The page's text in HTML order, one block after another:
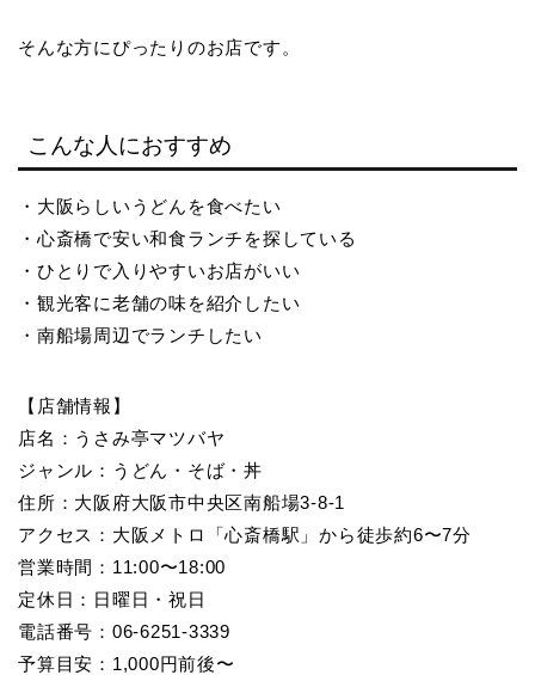
そんな方にぴったりのお店です。
こんな人におすすめ
・大阪らしいうどんを食べたい
・心斎橋で安い和食ランチを探している
・ひとりで入りやすいお店がいい
・観光客に老舗の味を紹介したい
・南船場周辺でランチしたい
【店舗情報】
店名：うさみ亭マツバヤ
ジャンル：うどん・そば・丼
住所：大阪府大阪市中央区南船場3-8-1
アクセス：大阪メトロ「心斎橋駅」から徒歩約6〜7分
営業時間：11:00〜18:00
定休日：日曜日・祝日
電話番号：06-6251-3339
予算目安：1,000円前後〜